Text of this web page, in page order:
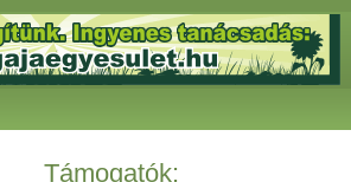
Támogatók: